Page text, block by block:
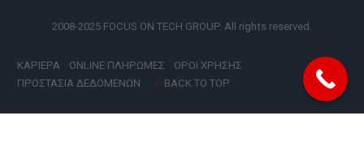
2008-2025 FOCUS ON TECH GROUP. All rights reserved.
ΚΑΡΙΕΡΑ ONLINE ΠΛΗΡΩΜΕΣ
ΟΡΟΙ ΧΡΗΣΗΣ
ΠΡΟΣΤΑΣΙΑ ΔΕΔΟΜΕΝΩΝ
BACK TO TOP